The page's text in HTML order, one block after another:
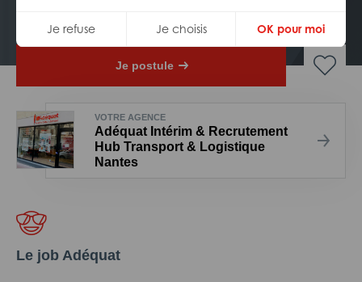
Je refuse Je choisis OK pour moi
Je postule
VOTRE AGENCE
Adéquat Intérim & Recrutement
Hub Transport & Logistique
Nantes
Le job Adéquat